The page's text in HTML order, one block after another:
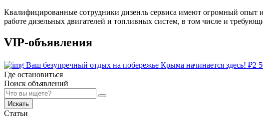
Квалифицированные сотрудники дизенль сервиса имеют огромный
работе дизельных двигателей и топливных систем, в том числе и
VIP-объявления
Ваш безупречный отдых на побережье Крыма начинается здесь! ₽2
Где остановиться
Поиск объявлений
Искать
Статьи